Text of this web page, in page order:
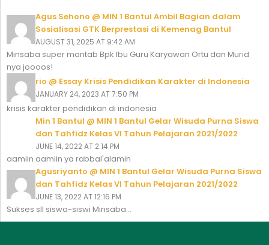
Agus Sehono @ MIN 1 Bantul Ambil Bagian dalam
Sosialisasi GTK Berprestasi di Kemenag Bantul
AUGUST 31, 2025 AT 9:42 AM
Minsaba super mantab Bpk Ibu Guru Karyawan Ortu dan Murid
nya joooos!
rio @ Essay Krisis Pendidikan Karakter di Indonesia
JANUARY 24, 2023 AT 7:50 PM
krisis karakter pendidikan di indonesia
Min 1 Bantul @ MIN 1 Bantul Gelar Wisuda Purna Siswa
dan Tahfidz Kelas VI Tahun Pelajaran 2021/2022
JUNE 14, 2022 AT 2:14 PM
aamiin aamiin ya rabbal'alamin
Agusriyanto @ MIN 1 Bantul Gelar Wisuda Purna Siswa
dan Tahfidz Kelas VI Tahun Pelajaran 2021/2022
JUNE 13, 2022 AT 12:16 PM
Sukses sll siswa-siswi Minsaba...